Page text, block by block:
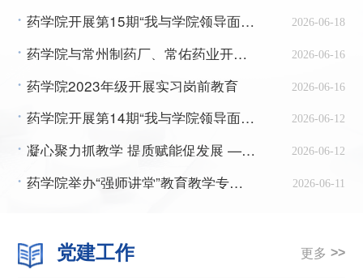
摒弃侥幸...
2026-06-18
• 药学院开展第15期“我与学院领导面对面”师生交流会
2026-06-16
• 药学院与常州制药厂、常佑药业开展校企交流座谈会
2026-06-16
• 药学院2023年级开展实习岗前教育
2026-06-12
• 药学院开展第14期“我与学院领导面对面”师生交流会
2026-06-12
• 凝心聚力抓教学 提质赋能促发展 ——药学院召开教学工作例会
2026-06-11
• 药学院举办“强师讲堂”教育教学专题讲座
党建工作 更多